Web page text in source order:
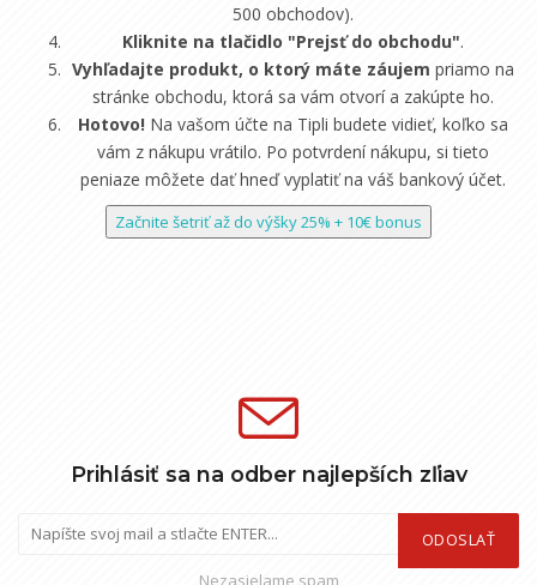
500 obchodov).
Kliknite na tlačidlo "Prejsť do obchodu".
Vyhľadajte produkt, o ktorý máte záujem priamo na
stránke obchodu, ktorá sa vám otvorí a zakúpte ho.
Hotovo! Na vašom účte na Tipli budete vidieť, koľko sa
vám z nákupu vrátilo. Po potvrdení nákupu, si tieto
peniaze môžete dať hneď vyplatiť na váš bankový účet.
Začnite šetriť až do výšky 25% + 10€ bonus
Prihlásiť sa na odber najlepších zľiav
ODOSLAŤ
Nezasielame spam